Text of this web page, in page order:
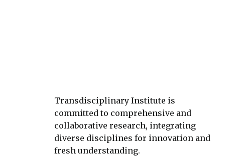
Transdisciplinary Institute is
committed to comprehensive and
collaborative research, integrating
diverse disciplines for innovation and
fresh understanding.